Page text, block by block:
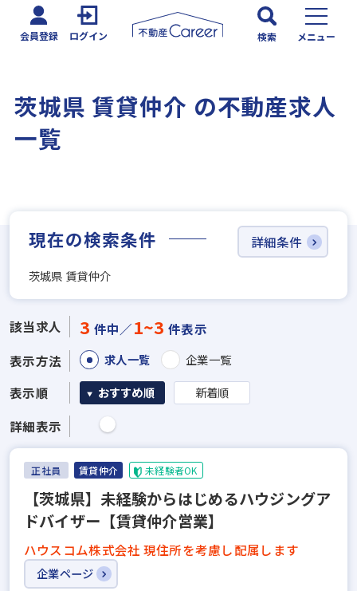
会員登録 ログイン 検索 メニュー
茨城県 賃貸仲介 の不動産求人
一覧
現在の検索条件
茨城県 賃貸仲介
詳細条件
該当求人 3 件中／1~3 件表示
表示方法
求人一覧 企業一覧
表示順 おすすめ順 新着順
詳細表示
正社員 賃貸仲介 未経験者OK
【茨城県】未経験からはじめるハウジングア
ドバイザー【賃貸仲介営業】
ハウスコム株式会社 現住所を考慮し配属します
企業ページ